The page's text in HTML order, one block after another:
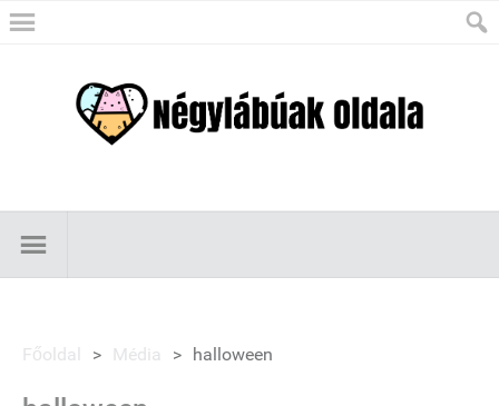
Főoldal > Média > halloween